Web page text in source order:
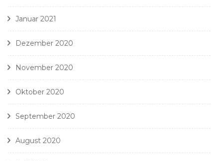
Januar 2021
Dezember 2020
November 2020
Oktober 2020
September 2020
August 2020